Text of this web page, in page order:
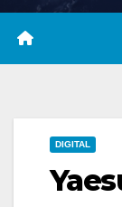
DIGITAL